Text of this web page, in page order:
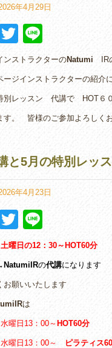
年4月29日
F
T
wi
tt
er
n
e
ンストラクターのNatumi IR
ージインストラクターの紹介
別レッスン 代講で HOT６
す。 皆様のご参加よろしくお
と5月の特別レッ
年4月23日
F
T
wi
tt
er
n
e
曜日の12：30～HOT60分
の代講になります
お願いいたします
は
曜日13：00～ HOT60分
曜日13：00～ ピラティス